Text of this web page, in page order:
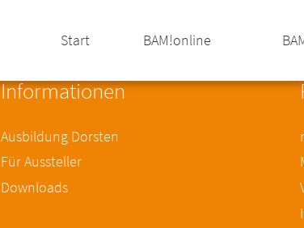
Start BAM!online
Informationen
Ausbildung Dorsten
Für Aussteller
Downloads